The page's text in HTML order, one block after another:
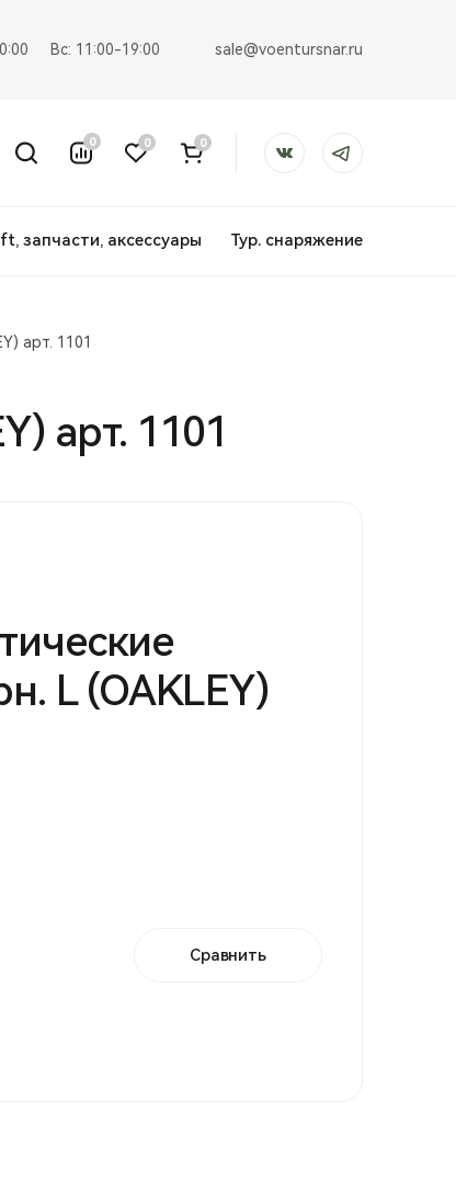
Вс: 11:00-19:00 sale@voentursnar.ru
0 0 0
запчасти, аксессуары Тур. снаряжение
арт. 1101
арт. 1101
L (OAKLEY)
Сравнить